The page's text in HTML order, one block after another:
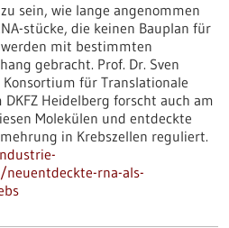
sein, wie lange angenommen
stücke, die keinen Bauplan für
mit bestimmten
gebracht. Prof. Dr. Sven
für Translationale
Heidelberg forscht auch am
Molekülen und entdeckte
in Krebszellen reguliert.
rna-als-